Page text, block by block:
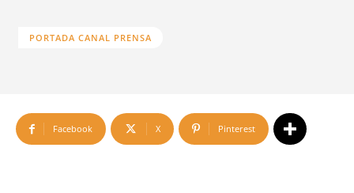
PORTADA CANAL PRENSA
Facebook X Pinterest